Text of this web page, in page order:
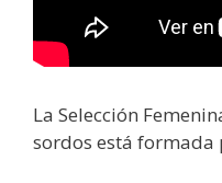
La Selección
sordos está formada